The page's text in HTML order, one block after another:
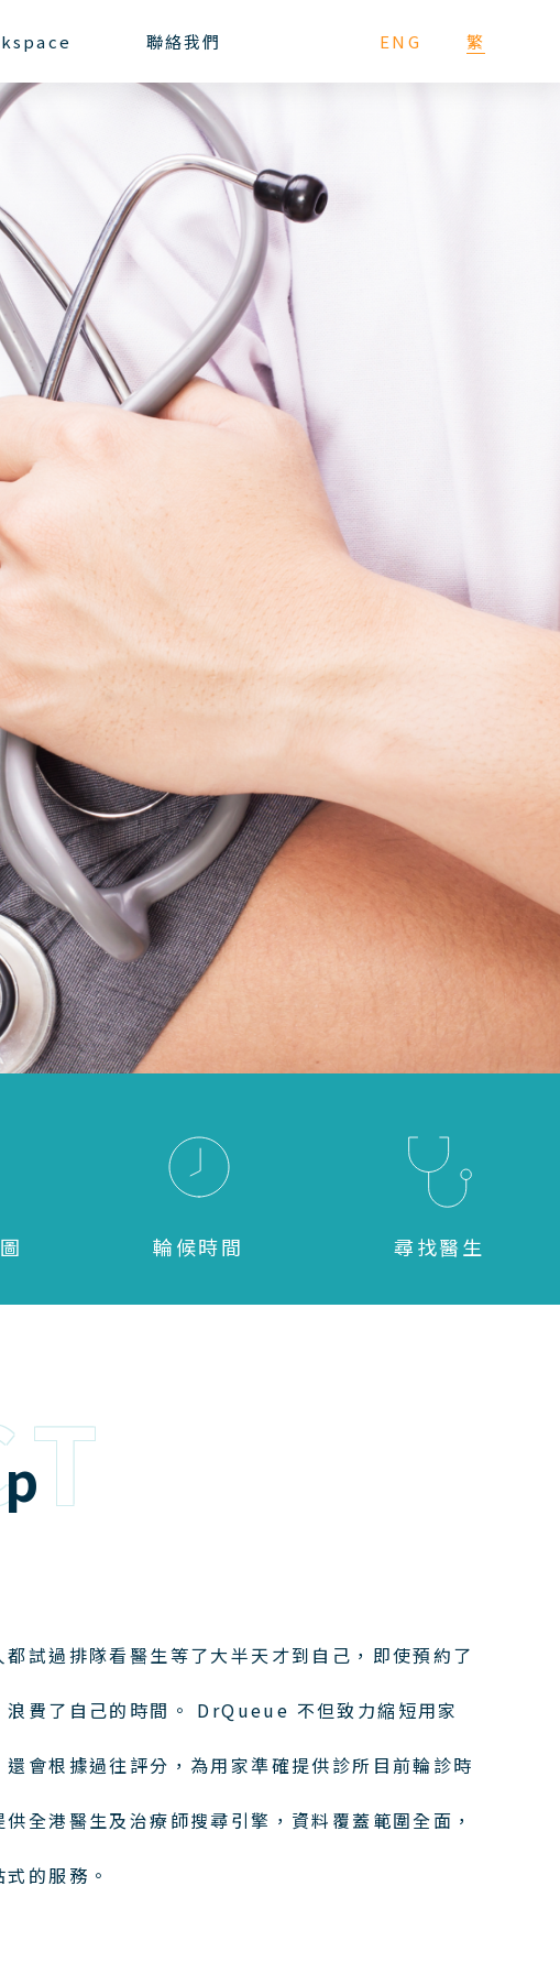
聯絡我們 ENG 繁
輪候時間 尋找醫生
都試過排隊看醫生等了大半天才到自己，即使預約了
浪費了自己的時間。 DrQueue 不但致力縮短用家
還會根據過往評分，為用家準確提供診所目前輪診時
全港醫生及治療師搜尋引擎，資料覆蓋範圍全面，
的服務。